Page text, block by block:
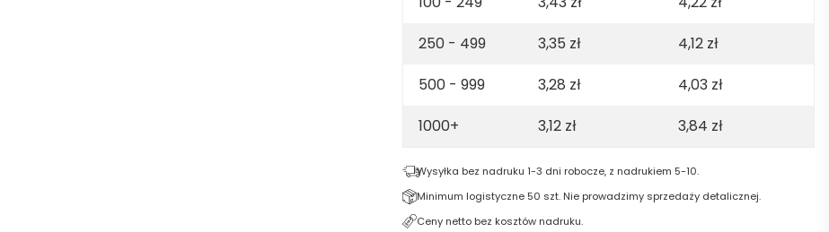
250 - 499
3,35 zł 4,12 zł
500 - 999
3,28 zł 4,03 zł
1000+
3,12 zł 3,84 zł
Wysyłka bez nadruku 1-3 dni robocze, z nadrukiem 5-10.
Minimum logistyczne 50 szt. Nie prowadzimy sprzedaży detalicznej.
Ceny netto bez kosztów nadruku.